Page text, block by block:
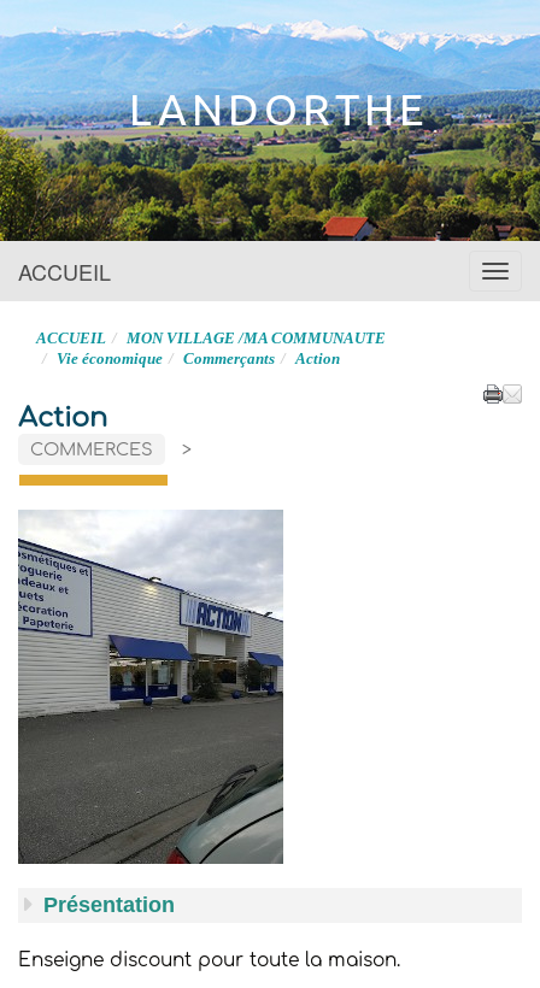
LANDORTHE
Menu
ACCUEIL
ACCUEIL
MON VILLAGE /MA COMMUNAUTE
Vie économique
Commerçants Action
Action
COMMERCES
Présentation
Enseigne discount pour toute la maison.